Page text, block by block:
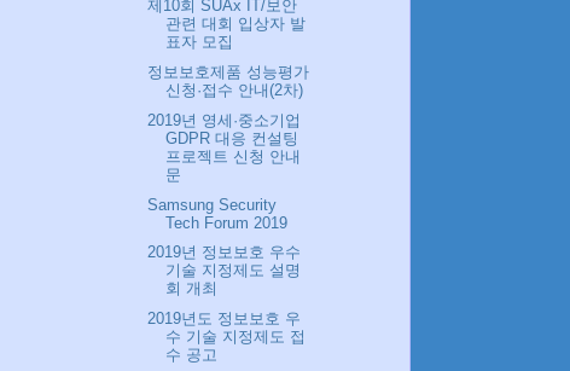
제10회 SUAx IT/보안
관련 대회 입상자 발
표자 모집
정보보호제품 성능평가
신청·접수 안내(2차)
2019년 영세·중소기업
GDPR 대응 컨설팅
프로젝트 신청 안내
문
Samsung Security
Tech Forum 2019
2019년 정보보호 우수
기술 지정제도 설명
회 개최
2019년도 정보보호 우
수 기술 지정제도 접
수 공고